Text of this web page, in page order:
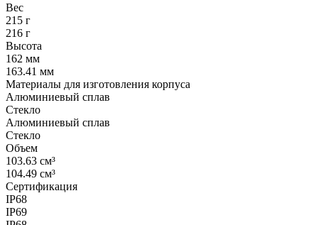
Вес
215 г
216 г
Высота
162 мм
163.41 мм
Материалы для изготовления корпуса
Алюминиевый сплав
Стекло
Алюминиевый сплав
Стекло
Объем
103.63 см³
104.49 см³
Сертификация
IP68
IP69